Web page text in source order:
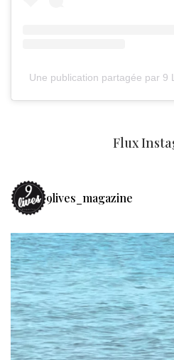
Une publication partagée par 9
Flux
9lives_magazine